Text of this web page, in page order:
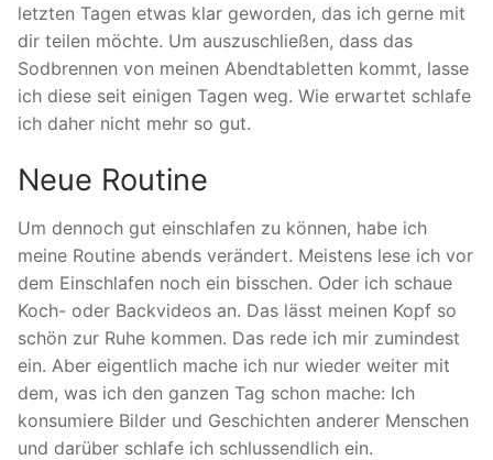
letzten Tagen etwas klar geworden, das ich gerne mit
dir teilen möchte. Um auszuschließen, dass das
Sodbrennen von meinen Abendtabletten kommt, lasse
ich diese seit einigen Tagen weg. Wie erwartet schlafe
ich daher nicht mehr so gut.
Neue Routine
Um dennoch gut einschlafen zu können, habe ich
meine Routine abends verändert. Meistens lese ich vor
dem Einschlafen noch ein bisschen. Oder ich schaue
Koch- oder Backvideos an. Das lässt meinen Kopf so
schön zur Ruhe kommen. Das rede ich mir zumindest
ein. Aber eigentlich mache ich nur wieder weiter mit
dem, was ich den ganzen Tag schon mache: Ich
konsumiere Bilder und Geschichten anderer Menschen
und darüber schlafe ich schlussendlich ein.